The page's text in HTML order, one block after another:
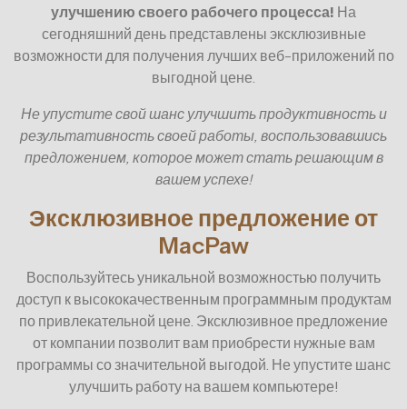
улучшению своего рабочего процесса! На
сегодняшний день представлены эксклюзивные
возможности для получения лучших веб-приложений по
выгодной цене.
Не упустите свой шанс улучшить продуктивность и
результативность своей работы, воспользовавшись
предложением, которое может стать решающим в
вашем успехе!
Эксклюзивное предложение от
MacPaw
Воспользуйтесь уникальной возможностью получить
доступ к высококачественным программным продуктам
по привлекательной цене. Эксклюзивное предложение
от компании позволит вам приобрести нужные вам
программы со значительной выгодой. Не упустите шанс
улучшить работу на вашем компьютере!